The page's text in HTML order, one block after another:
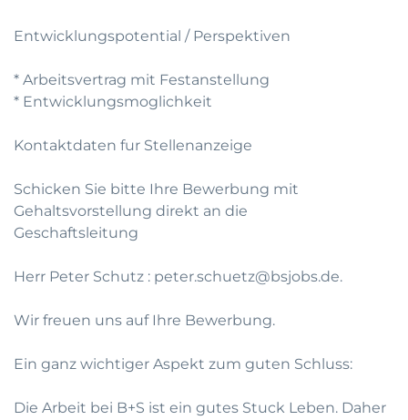
Entwicklungspotential / Perspektiven
* Arbeitsvertrag mit Festanstellung
* Entwicklungsmoglichkeit
Kontaktdaten fur Stellenanzeige
Schicken Sie bitte Ihre Bewerbung mit
Gehaltsvorstellung direkt an die
Geschaftsleitung
Herr Peter Schutz : peter.schuetz@bsjobs.de.
Wir freuen uns auf Ihre Bewerbung.
Ein ganz wichtiger Aspekt zum guten Schluss:
Die Arbeit bei B+S ist ein gutes Stuck Leben. Daher